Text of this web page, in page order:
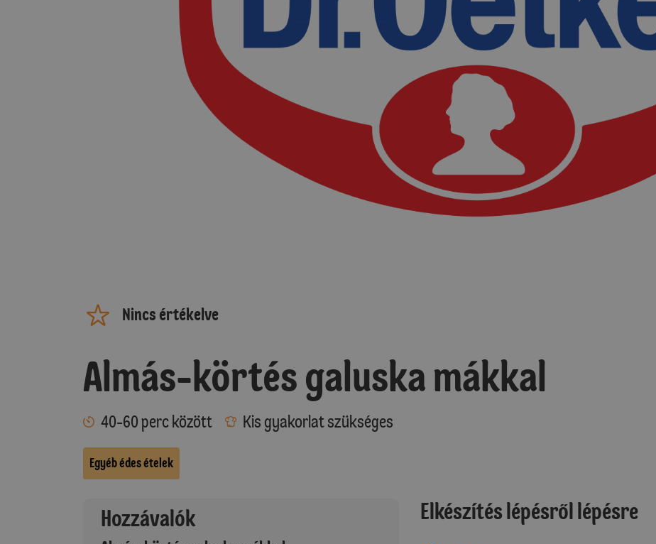
Nincs értékelve
Almás-körtés galuska mákkal
40-60 perc között Kis gyakorlat szükséges
Egyéb édes ételek
Hozzávalók Elkészítés lépésről lépésre